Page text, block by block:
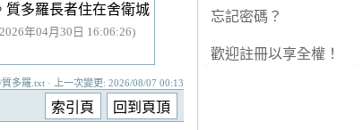
質多羅長者住在舍衛城
年04月30日 16:06:26)
質多羅.txt · 上一次變更: 2026/08/07 00:13
忘記密碼？
歡迎註冊以享全權！